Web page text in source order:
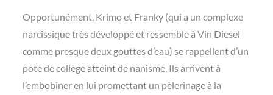
Opportunément, Krimo et Franky (qui a un complexe
narcissique très développé et ressemble à Vin Diesel
comme presque deux gouttes d’eau) se rappellent d’un
pote de collège atteint de nanisme. Ils arrivent à
l’embobiner en lui promettant un pèlerinage à la